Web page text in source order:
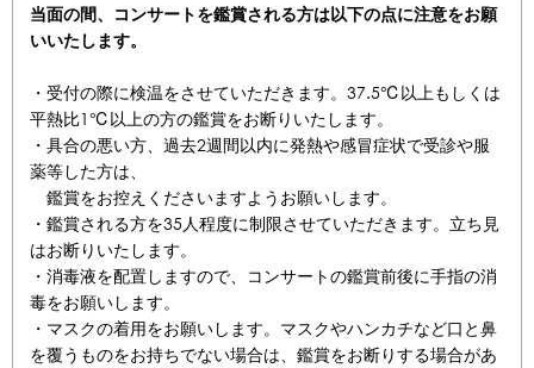
当面の間、コンサートを鑑賞される方は以下の点に注意をお願
いいたします。
・受付の際に検温をさせていただきます。37.5℃以上もしくは
平熱比1℃以上の方の鑑賞をお断りいたします。
・具合の悪い方、過去2週間以内に発熱や感冒症状で受診や服
薬等した方は、
鑑賞をお控えくださいますようお願いします。
・鑑賞される方を35人程度に制限させていただきます。立ち見
はお断りいたします。
・消毒液を配置しますので、コンサートの鑑賞前後に手指の消
毒をお願いします。
・マスクの着用をお願いします。マスクやハンカチなど口と鼻
を覆うものをお持ちでない場合は、鑑賞をお断りする場合があ